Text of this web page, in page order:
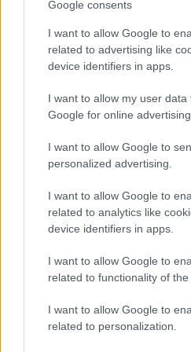
Google consents
I want to allow Google to
related to advertising like
device identifiers in apps.
I want to allow my user data
Google for online
I want to allow Google to
personalized advertising.
I want to allow Google to
related to analytics like
device identifiers in apps.
I want to allow Google to
related to functionality of the
I want to allow Google to
related to personalization.
θα αναφερθεί στην
ΝΔ, σημειώνοντας ότι
παρεμβάσεις κινούνται
εκκαθάριση της αγοράς
Αναμένεται να
32οι στους 36 στην
δισ. περισσότερο ΦΠΑ
40 δισ. από την
τραπεζών.
μείωση ΦΠΑ,
πρόσωπα». Ο Νίκος
ότι «ταμεγάλα
προοδευτικές
αντιμετώπιση της